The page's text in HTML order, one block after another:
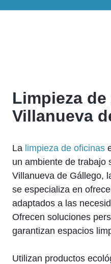
Limpieza
Villanueva
La limpieza de oficinas
un ambiente de trabajo
Villanueva de Gállego,
se especializa en
adaptados a las
Ofrecen soluciones
garantizan espacios
Utilizan productos